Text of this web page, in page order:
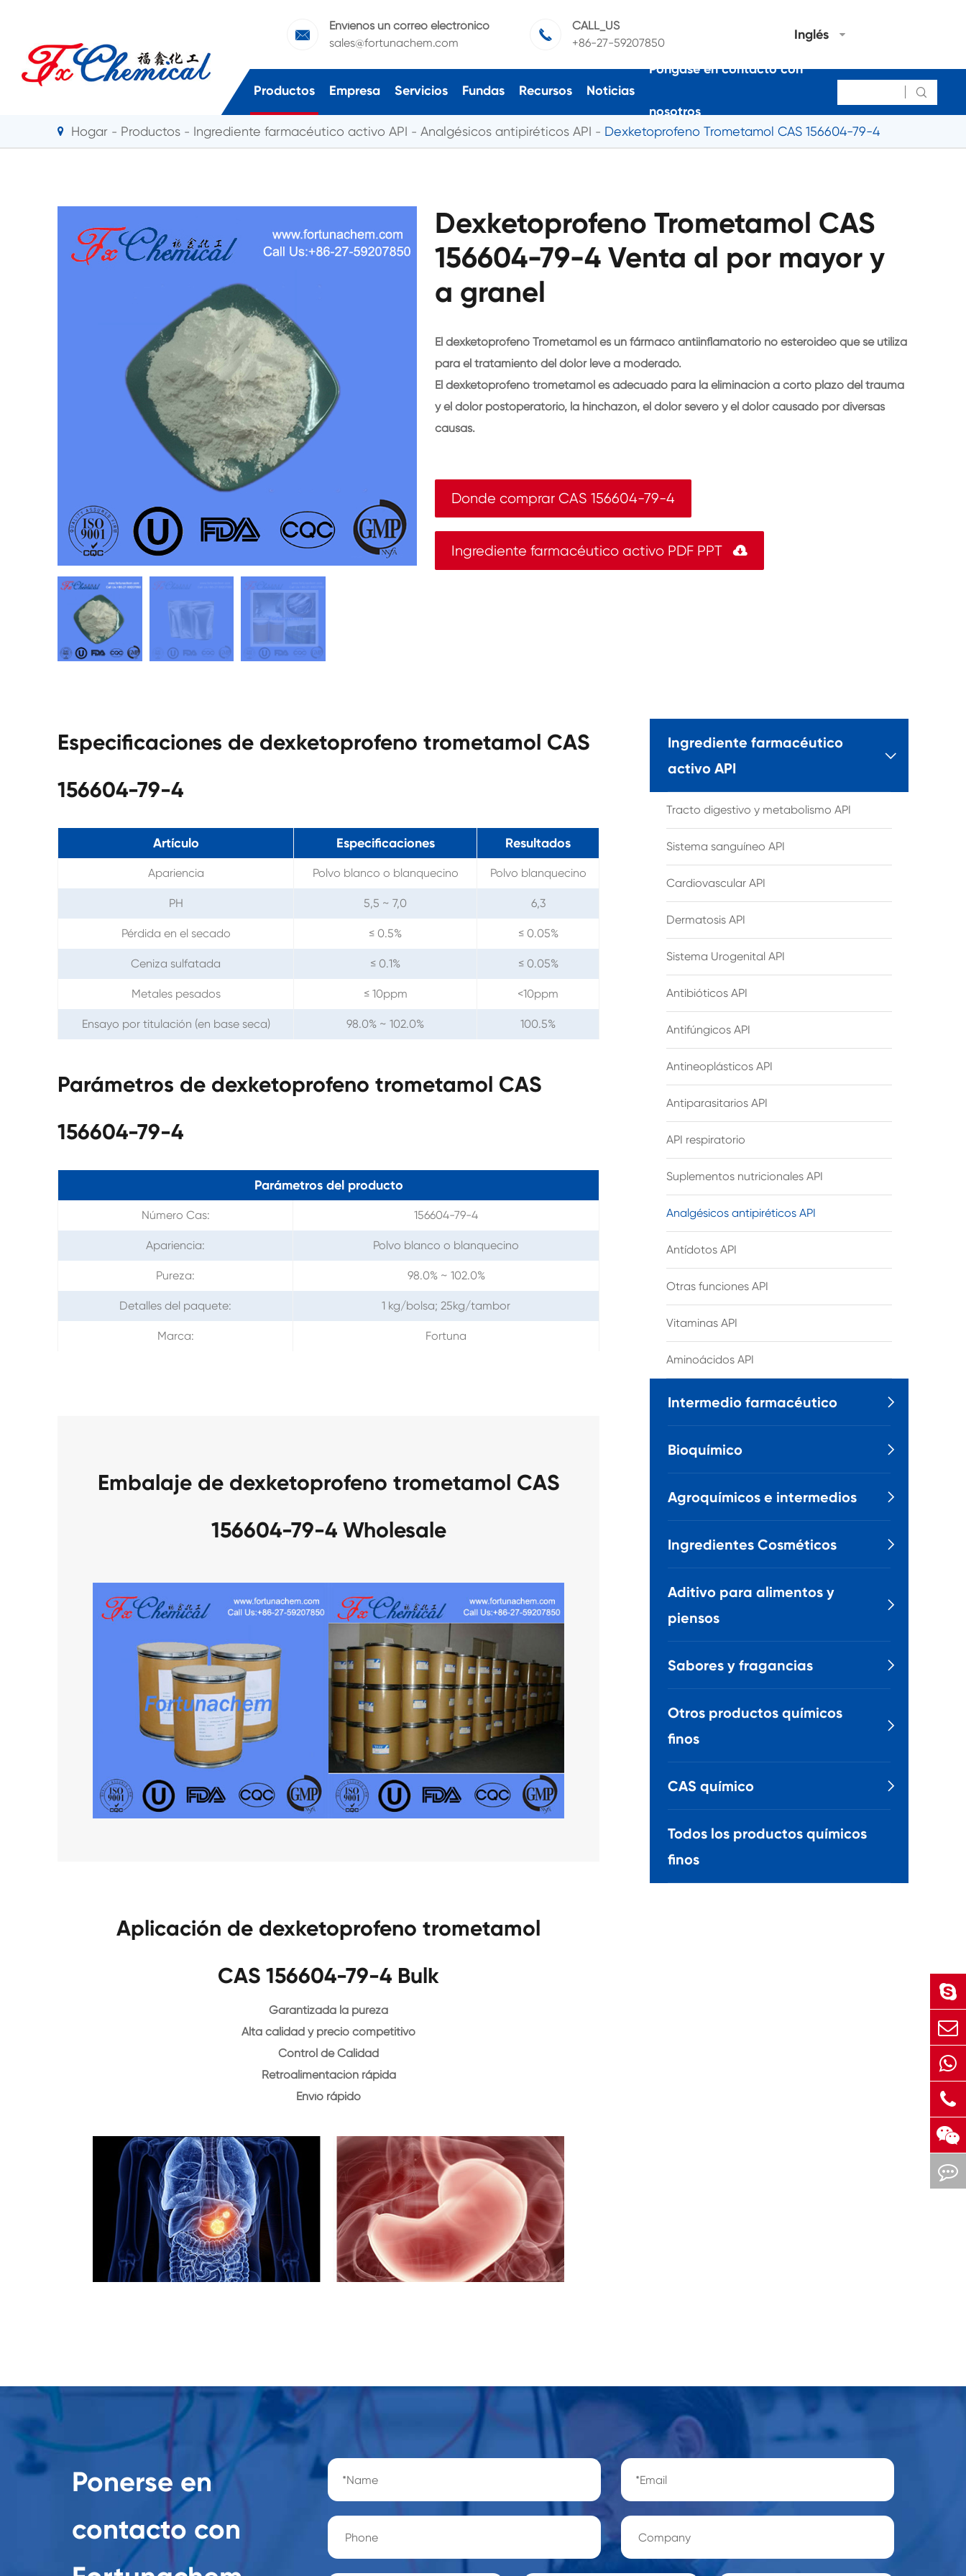

Envíenos un correo electrónico
sales@fortunachem.com

CALL_US
+86-27-59207850
Inglés
Productos Empresa Servicios Fundas Recursos Noticias
Póngase en contacto con
nosotros

Hogar Productos Ingrediente farmacéutico activo API Analgésicos antipiréticos API Dexketoprofeno Trometamol CAS 156604-79-4
Dexketoprofeno Trometamol CAS
156604-79-4 Venta al por mayor y
a granel
El dexketoprofeno Trometamol es un fármaco antiinflamatorio no esteroideo que se utiliza
para el tratamiento del dolor leve a moderado.
El dexketoprofeno trometamol es adecuado para la eliminación a corto plazo del trauma
y el dolor postoperatorio, la hinchazón, el dolor severo y el dolor causado por diversas
causas.
Donde comprar CAS 156604-79-4
Ingrediente farmacéutico activo PDF PPT 
Especificaciones de dexketoprofeno trometamol CAS
156604-79-4
Artículo Especificaciones Resultados
Apariencia Polvo blanco o blanquecino Polvo blanquecino
PH 5,5 ~ 7,0 6,3
Pérdida en el secado ≤ 0.5% ≤ 0.05%
Ceniza sulfatada ≤ 0.1% ≤ 0.05%
Metales pesados ≤ 10ppm <10ppm
Ensayo por titulación (en base seca) 98.0% ~ 102.0% 100.5%
Parámetros de dexketoprofeno trometamol CAS
156604-79-4
Parámetros del producto
Número Cas: 156604-79-4
Apariencia: Polvo blanco o blanquecino
Pureza: 98.0% ~ 102.0%
Detalles del paquete: 1 kg/bolsa; 25kg/tambor
Marca: Fortuna
Embalaje de dexketoprofeno trometamol CAS
156604-79-4 Wholesale
Aplicación de dexketoprofeno trometamol
CAS 156604-79-4 Bulk
Garantizada la pureza
Alta calidad y precio competitivo
Control de Calidad
Retroalimentación rápida
Envío rápido
Ingrediente farmacéutico
activo API

Tracto digestivo y metabolismo API
Sistema sanguíneo API
Cardiovascular API
Dermatosis API
Sistema Urogenital API
Antibióticos API
Antifúngicos API
Antineoplásticos API
Antiparasitarios API
API respiratorio
Suplementos nutricionales API
Analgésicos antipiréticos API
Antídotos API
Otras funciones API
Vitaminas API
Aminoácidos API
Intermedio farmacéutico 
Bioquímico 
Agroquímicos e intermedios 
Ingredientes Cosméticos 
Aditivo para alimentos y
piensos

Sabores y fragancias 
Otros productos químicos
finos

CAS químico 
Todos los productos químicos
finos
Ponerse en
contacto con